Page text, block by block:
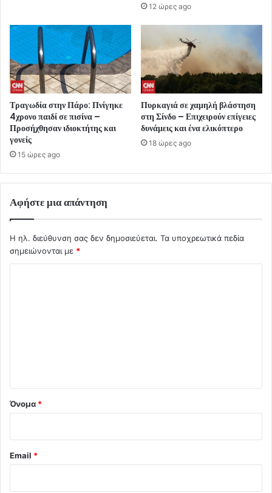
12 ώρες ago
Τραγωδία στην Πάρο: Πνίγηκε
4χρονο παιδί σε πισίνα –
Προσήχθησαν ιδιοκτήτης και
γονείς
15 ώρες ago
Πυρκαγιά σε χαμηλή βλάστηση
στη Σίνδο – Επιχειρούν επίγειες
δυνάμεις και ένα ελικόπτερο
18 ώρες ago
Αφήστε μια απάντηση
Η ηλ. διεύθυνση σας δεν δημοσιεύεται. Τα υποχρεωτικά πεδία
σημειώνονται με *
Όνομα *
Email *